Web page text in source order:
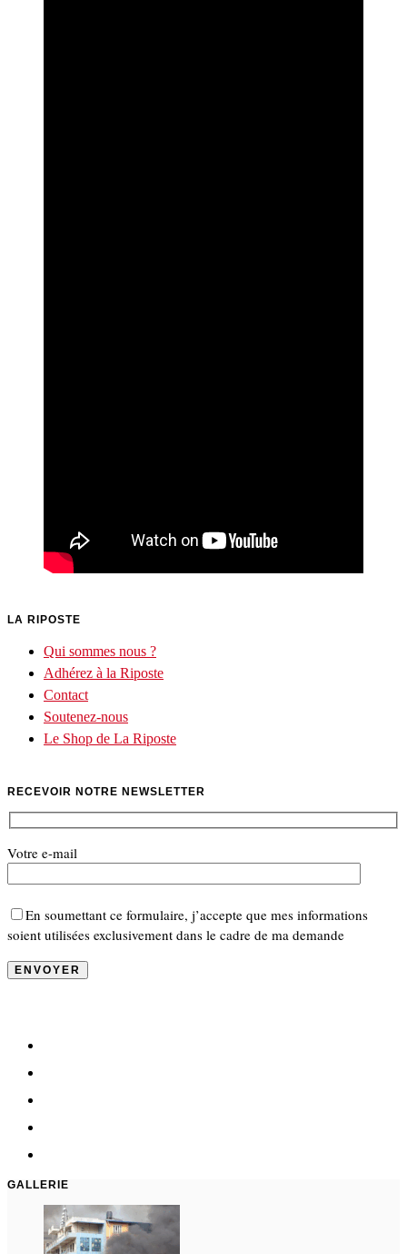
LA RIPOSTE
Qui sommes nous ?
Adhérez à la Riposte
Contact
Soutenez-nous
Le Shop de La Riposte
RECEVOIR NOTRE NEWSLETTER
Votre e-mail
En soumettant ce formulaire, j’accepte que mes informations
soient utilisées exclusivement dans le cadre de ma demande
GALLERIE